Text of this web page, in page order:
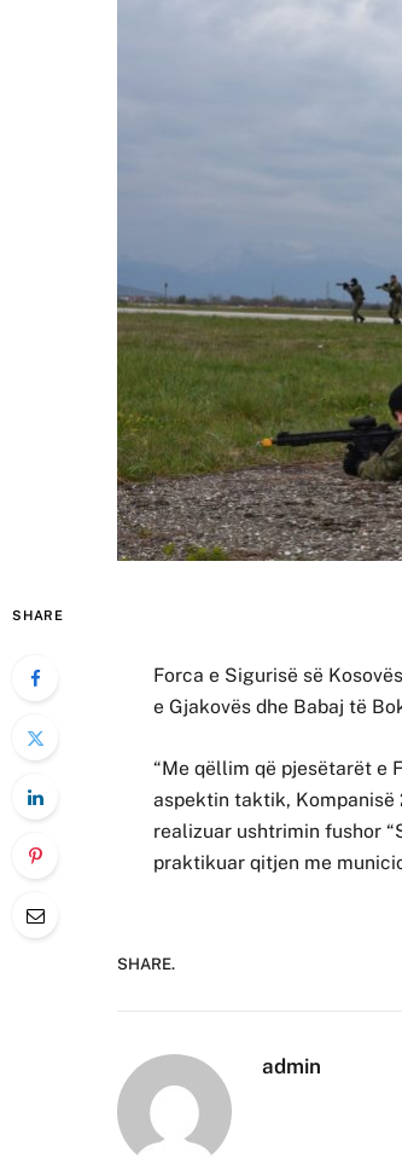
SHARE
Forca e Sigurisë së
e Gjakovës dhe Babaj të
“Me qëllim që pjesëtarët e
aspektin taktik, Kompanisë
realizuar ushtrimin fushor
praktikuar qitjen me
SHARE.
admin